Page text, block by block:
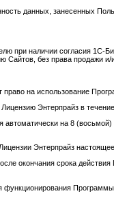
данных, занесенных
при наличии согласия 1С-
Сайтов, без права продажи и/
право на использование
Энтерпрайз в течение
на 8
Энтерпрайз
окончания срока